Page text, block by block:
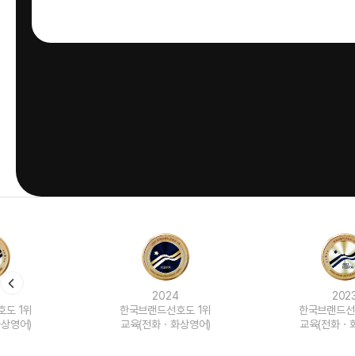
한국브랜드선호도 1위
교육(전화ㆍ화상영어)
한국브랜드선호도 1위
교육(전화ㆍ화상영어)